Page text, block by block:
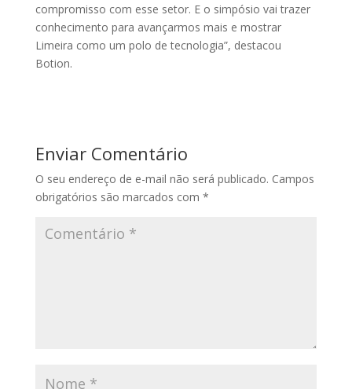
compromisso com esse setor. E o simpósio vai trazer
conhecimento para avançarmos mais e mostrar
Limeira como um polo de tecnologia”, destacou
Botion.
Enviar Comentário
O seu endereço de e-mail não será publicado. Campos
obrigatórios são marcados com *